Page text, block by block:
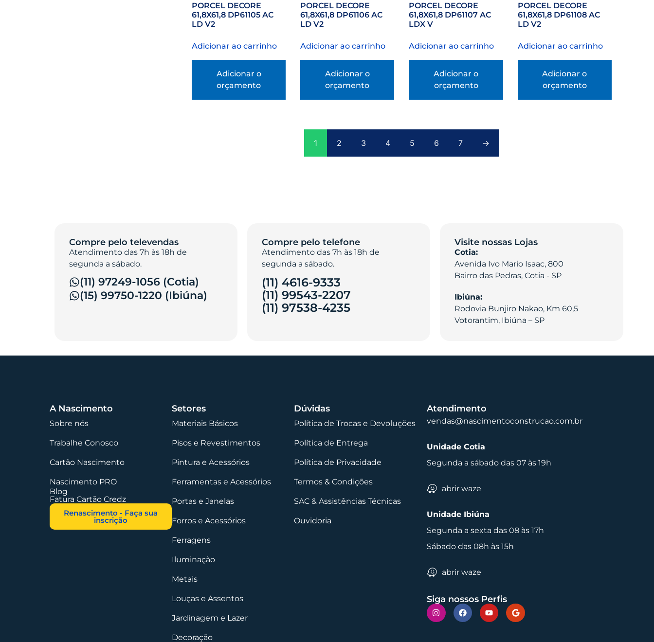
PORCEL DECORE
61,8X61,8 DP61105 AC
LD V2
Adicionar ao carrinho
Adicionar o
orçamento
PORCEL DECORE
61,8X61,8 DP61106 AC
LD V2
Adicionar ao carrinho
Adicionar o
orçamento
PORCEL DECORE
61,8X61,8 DP61107 AC
LDX V
Adicionar ao carrinho
Adicionar o
orçamento
PORCEL DECORE
61,8X61,8 DP61108 AC
LD V2
Adicionar ao carrinho
Adicionar o
orçamento
1 2 3 4 5 6 7 →
Compre pelo televendas
Atendimento das 7h às 18h de
segunda a sábado.
(11) 97249-1056 (Cotia)
(15) 99750-1220 (Ibiúna)
Compre pelo telefone
Atendimento das 7h às 18h de
segunda a sábado.
(11) 4616-9333
(11) 99543-2207
(11) 97538-4235‎
Visite nossas Lojas
Cotia:
Avenida Ivo Mario Isaac, 800
Bairro das Pedras, Cotia - SP
Ibiúna:
Rodovia Bunjiro Nakao, Km 60,5
Votorantim, Ibiúna – SP
A Nascimento
Sobre nós
Trabalhe Conosco
Cartão Nascimento
Nascimento PRO
Blog
Fatura Cartão Credz
Renascimento - Faça sua
inscrição
Setores
Materiais Básicos
Pisos e Revestimentos
Pintura e Acessórios
Ferramentas e Acessórios
Portas e Janelas
Forros e Acessórios
Ferragens
Iluminação
Metais
Louças e Assentos
Jardinagem e Lazer
Decoração
Dúvidas
Política de Trocas e Devoluções
Política de Entrega
Política de Privacidade
Termos & Condições
SAC & Assistências Técnicas
Ouvidoria
Atendimento
vendas@nascimentoconstrucao.com.br
Unidade Cotia
Segunda a sábado das 07 às 19h
abrir waze
Unidade Ibiúna
Segunda a sexta das 08 às 17h
Sábado das 08h às 15h
abrir waze
Siga nossos Perfis